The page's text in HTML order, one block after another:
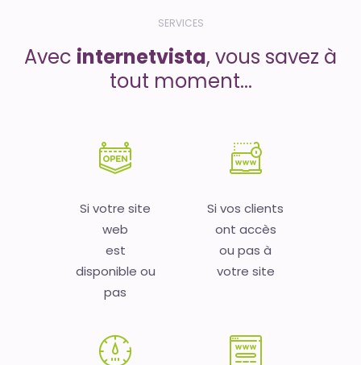
SERVICES
Avec internetvista, vous savez à
tout moment...
Si votre site
web
est
disponible ou
pas
Si vos clients
ont accès
ou pas à
votre site